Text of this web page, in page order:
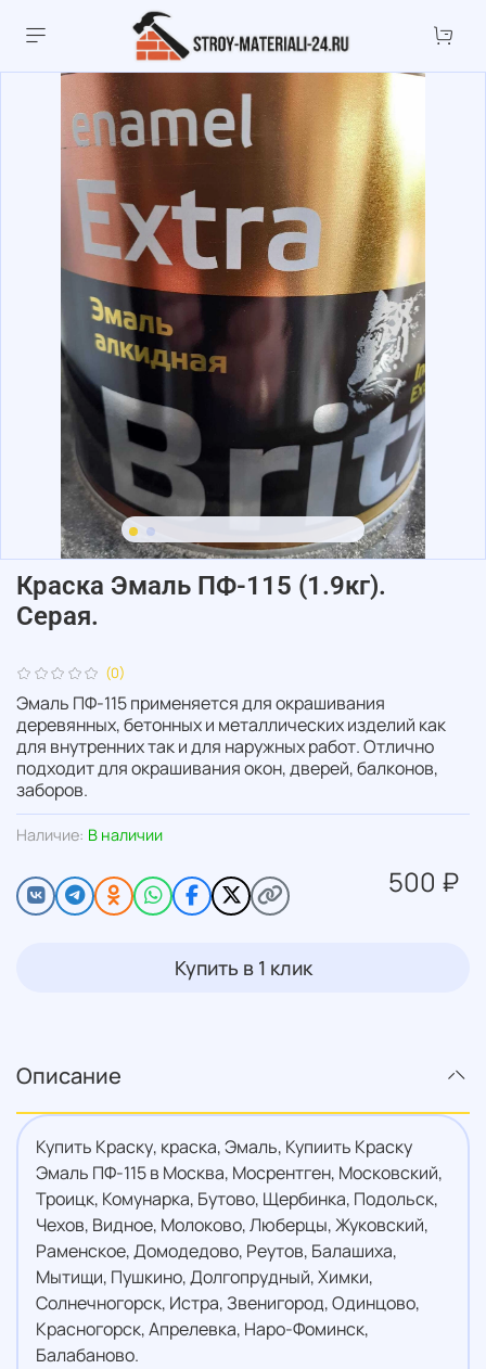
(0)
Наличие: В наличии
Краска Эмаль ПФ-115 (1.9кг).
Серая.
500 ₽
Купить в 1 клик
Эмаль ПФ-115 применяется для окрашивания
деревянных, бетонных и металлических изделий как
для внутренних так и для наружных работ. Отлично
подходит для окрашивания окон, дверей, балконов,
заборов.
Описание
Купить Краску, краска, Эмаль, Купиить Краску
Эмаль ПФ-115 в Москва, Мосрентген, Московский,
Троицк, Комунарка, Бутово, Щербинка, Подольск,
Чехов, Видное, Молоково, Люберцы, Жуковский,
Раменское, Домодедово, Реутов, Балашиха,
Мытищи, Пушкино, Долгопрудный, Химки,
Солнечногорск, Истра, Звенигород, Одинцово,
Красногорск, Апрелевка, Наро-Фоминск,
Балабаново.